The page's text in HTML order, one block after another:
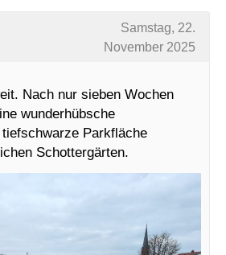
Samstag, 22.
November 2025
Nach nur sieben Wochen
wunderhübsche
Parkfläche
Schottergärten.